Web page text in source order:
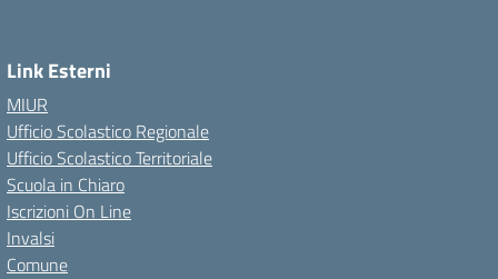
Link Esterni
MIUR
Ufficio Scolastico Regionale
Ufficio Scolastico Territoriale
Scuola in Chiaro
Iscrizioni On Line
Invalsi
Comune